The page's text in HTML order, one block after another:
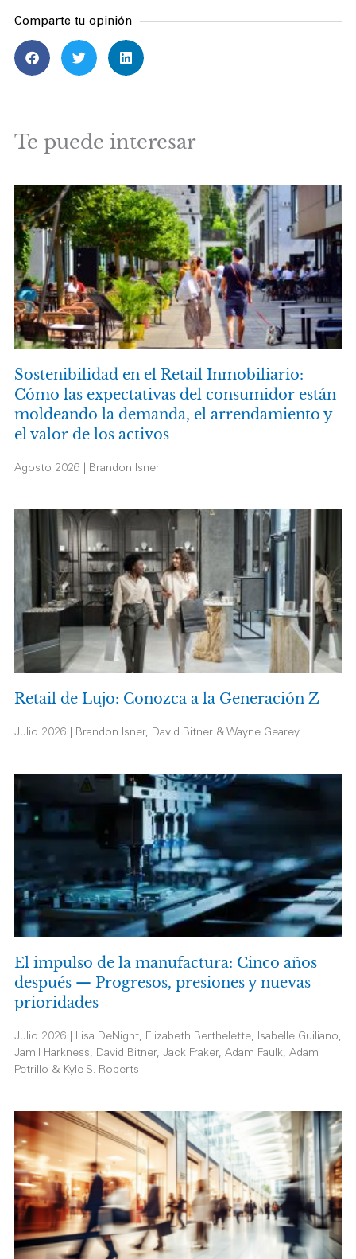
Comparte tu opinión
Te puede interesar
Sostenibilidad en el Retail Inmobiliario:
Cómo las expectativas del consumidor están
moldeando la demanda, el arrendamiento y
el valor de los activos
Agosto 2026 | Brandon Isner
Retail de Lujo: Conozca a la Generación Z
Julio 2026 | Brandon Isner, David Bitner & Wayne Gearey
El impulso de la manufactura: Cinco años
después — Progresos, presiones y nuevas
prioridades
Julio 2026 | Lisa DeNight, Elizabeth Berthelette, Isabelle Guiliano,
Jamil Harkness, David Bitner, Jack Fraker, Adam Faulk, Adam
Petrillo & Kyle S. Roberts